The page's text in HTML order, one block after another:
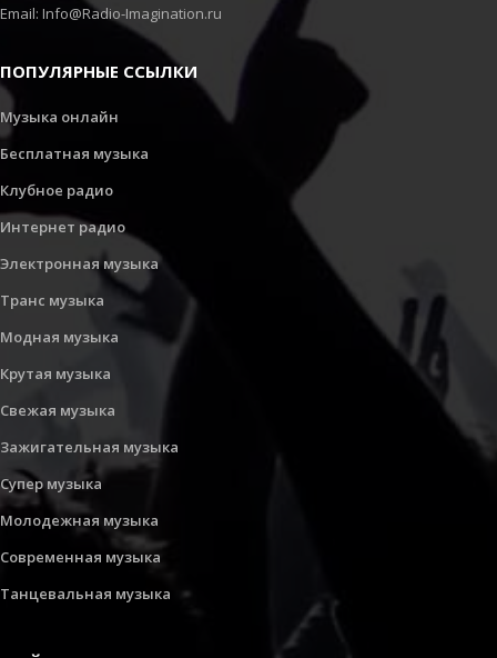
Email: Info@Radio-Imagination.ru
ПОПУЛЯРНЫЕ ССЫЛКИ
Музыка онлайн
Бесплатная музыка
Клубное радио
Интернет радио
Электронная музыка
Транс музыка
Модная музыка
Крутая музыка
Свежая музыка
Зажигательная музыка
Супер музыка
Молодежная музыка
Современная музыка
Танцевальная музыка